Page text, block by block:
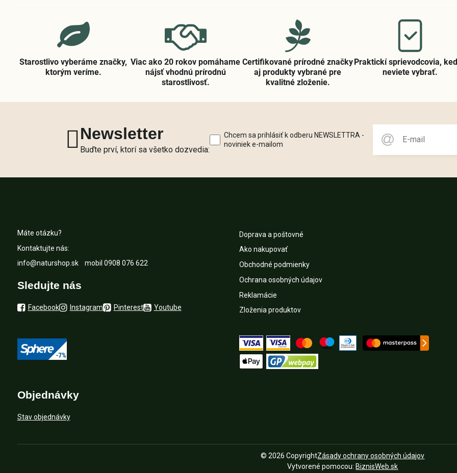
Starostlivo vyberáme značky,
ktorým veríme​.
Viac ako 20 rokov pomáhame
nájsť vhodnú prírodnú
starostlivosť​.
Certifikované prírodné značky
aj produkty vybrané pre
kvalitné zloženie​.
Praktickí sprievodcovia,
neviete vybrať​.
Newsletter
Buďte prví, ktorí sa všetko dozvedia:
Chcem sa prihlásiť k odberu NEWSLETTRA -
noviniek e-mailom
Máte otázku?
Kontaktujte nás:
info@naturshop.skmobil 0908 076 622
Sledujte nás
Facebook Instagram Pinterest Youtube
Objednávky
Stav objednávky
Doprava a poštovné
Ako nakupovať
Obchodné podmienky
Ochrana osobných údajov
Reklamácie
Zloženia produktov
©2026 CopyrightZásady ochrany osobných údajov
Vytvorené pomocou: BiznisWeb.sk